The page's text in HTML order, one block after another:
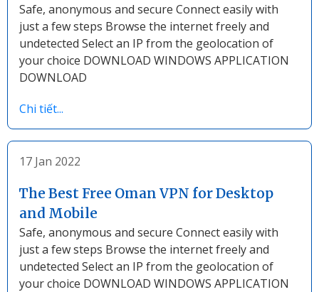
Safe, anonymous and secure Connect easily with
just a few steps Browse the internet freely and
undetected Select an IP from the geolocation of
your choice DOWNLOAD WINDOWS APPLICATION
DOWNLOAD
Chi tiết...
17 Jan 2022
The Best Free Oman VPN for Desktop
and Mobile
Safe, anonymous and secure Connect easily with
just a few steps Browse the internet freely and
undetected Select an IP from the geolocation of
your choice DOWNLOAD WINDOWS APPLICATION